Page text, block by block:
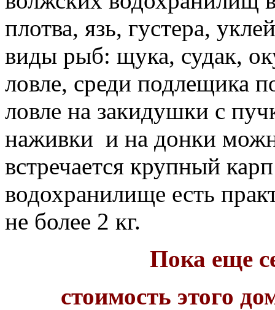
плотва, язь, густера,
виды рыб: щука, судак,
ловле, среди подлещика
ловле на закидушки с
наживки и на донки
встречается крупный
водохранилище есть
не более 2 кг.
Пока еще
стоимость этого